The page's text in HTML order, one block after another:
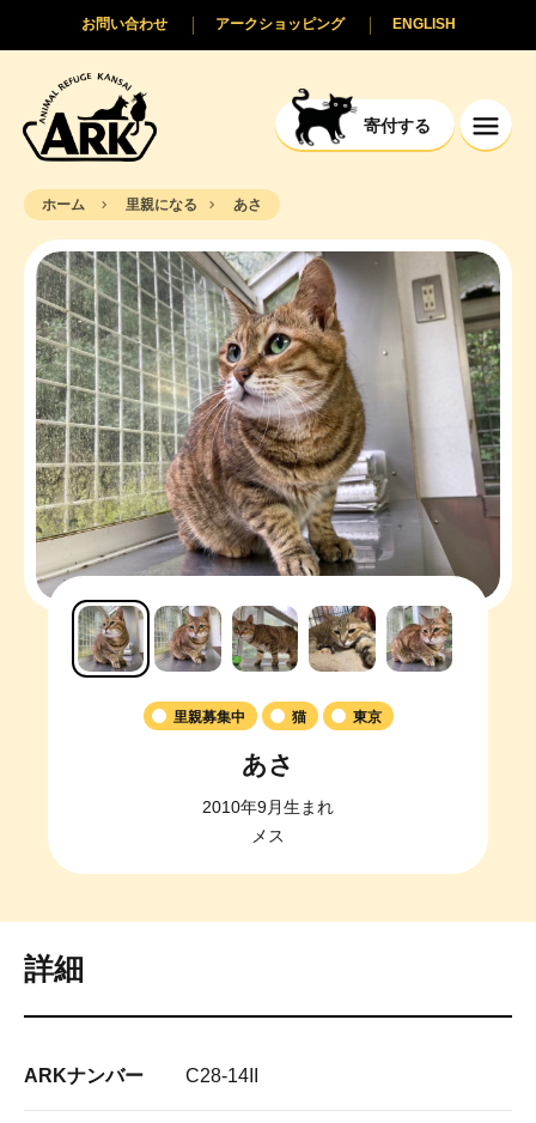
寄付する
ENGLISH
アークショッピング
お問い合わせ
ホーム 里親になる あさ
里親募集中 猫 東京
あさ
2010年9月生まれ
メス
詳細
ARKナンバー C28-14II